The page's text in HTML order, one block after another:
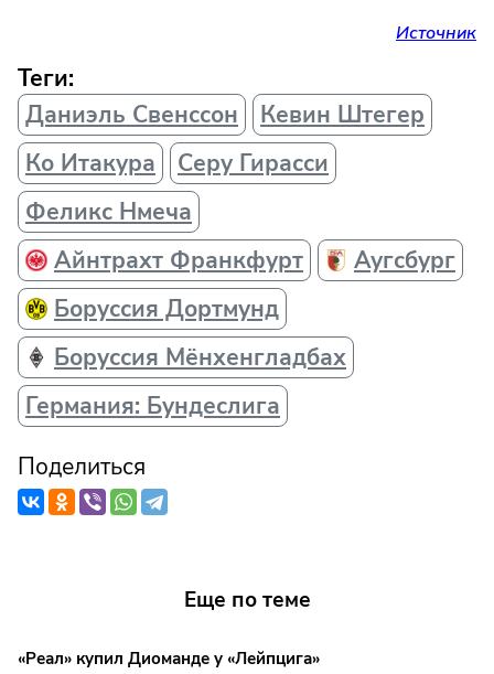
Источник
Теги:
Даниэль Свенссон
Кевин Штегер
Ко Итакура
Серу Гирасси
Феликс Нмеча
Айнтрахт Франкфурт
Аугсбург
Боруссия Дортмунд
Боруссия Мёнхенгладбах
Германия: Бундеслига
Поделиться
Еще по теме
«Реал» купил Диоманде у «Лейпцига»